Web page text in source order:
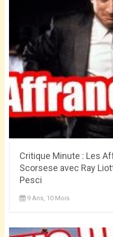
Critique Minute : Les
Scorsese avec Ray
Pesci
9 Ans, 10 Mois